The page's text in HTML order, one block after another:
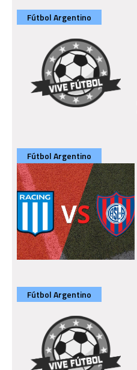
Fútbol Argentino
Fútbol Argentino
Fútbol Argentino